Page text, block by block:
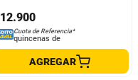
12.900
Cuota de Referencia*
quincenas de
AGREGAR